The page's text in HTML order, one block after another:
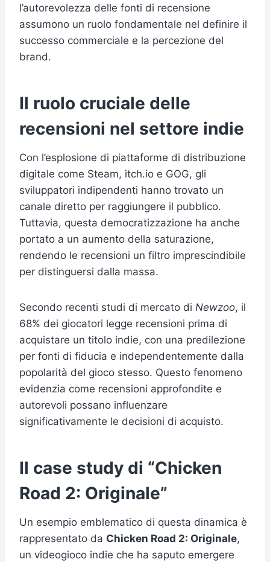
l’autorevolezza delle fonti di recensione
assumono un ruolo fondamentale nel definire il
successo commerciale e la percezione del
brand.
Il ruolo cruciale delle
recensioni nel settore indie
Con l’esplosione di piattaforme di distribuzione
digitale come Steam, itch.io e GOG, gli
sviluppatori indipendenti hanno trovato un
canale diretto per raggiungere il pubblico.
Tuttavia, questa democratizzazione ha anche
portato a un aumento della saturazione,
rendendo le recensioni un filtro imprescindibile
per distinguersi dalla massa.
Secondo recenti studi di mercato di Newzoo, il
68% dei giocatori legge recensioni prima di
acquistare un titolo indie, con una predilezione
per fonti di fiducia e independentemente dalla
popolarità del gioco stesso. Questo fenomeno
evidenzia come recensioni approfondite e
autorevoli possano influenzare
significativamente le decisioni di acquisto.
Il case study di “Chicken
Road 2: Originale”
Un esempio emblematico di questa dinamica è
rappresentato da Chicken Road 2: Originale,
un videogioco indie che ha saputo emergere